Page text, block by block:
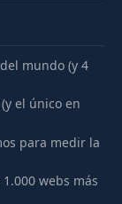
mundo (y 4
el único en
para medir la
webs más